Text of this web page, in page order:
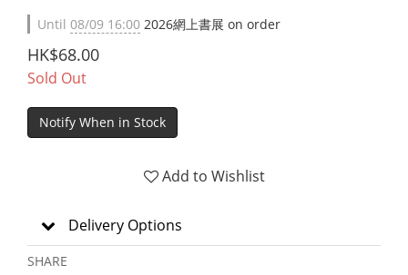
Until 08/09 16:00 2026網上書展 on order
HK$68.00
Sold Out
Notify When in Stock
Add to Wishlist
Delivery Options
SHARE